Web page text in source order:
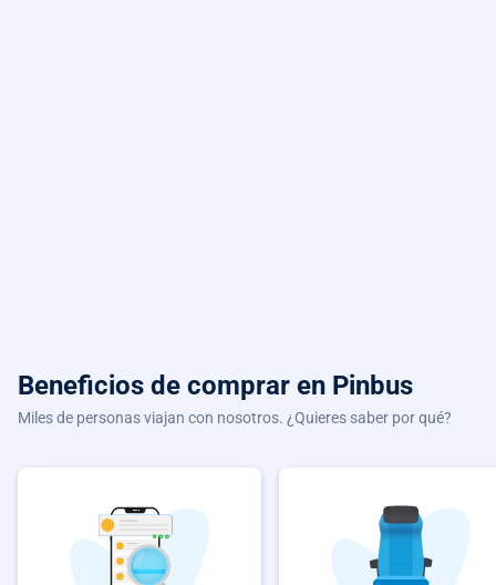
Beneficios de comprar en Pinbus
Miles de personas viajan con nosotros. ¿Quieres saber por qué?